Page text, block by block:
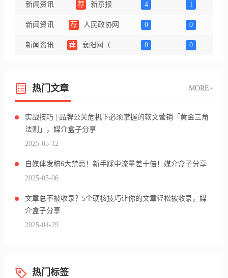
新闻资讯 荐 新京报 4 1
新闻资讯 荐 人民政协网 0 0
新闻资讯 荐 襄阳网（官方百家号） 0 0
热门文章 MORE+
实战技巧 | 品牌公关危机下必须掌握的软文营销「黄金三角
法则」，媒介盒子分享
2025-05-12
自媒体发稿6大禁忌！新手踩中流量差十倍！媒介盒子分享
2025-05-06
文章总不被收录？5个硬核技巧让你的文章轻松被收录，媒
介盒子分享
2025-04-29
热门标签